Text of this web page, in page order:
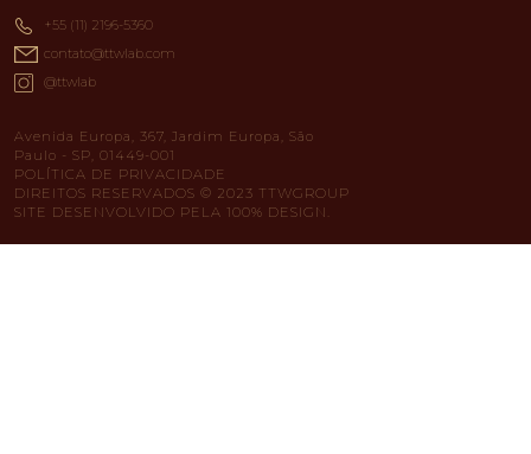
+55 (11) 2196-5360
contato@ttwlab.com
@ttwlab
POLÍTICA DE PRIVACIDADE
DIREITOS RESERVADOS © 2023 TTWGROUP
SITE DESENVOLVIDO PELA 100% DESIGN.
Avenida Europa, 367, Jardim Europa, São
Paulo - SP, 01449-001